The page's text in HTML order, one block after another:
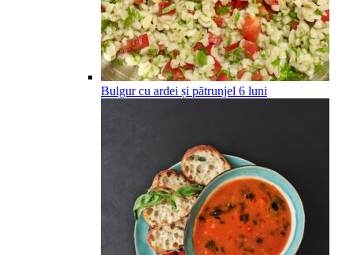
Bulgur cu ardei și pătrunjel 6 luni